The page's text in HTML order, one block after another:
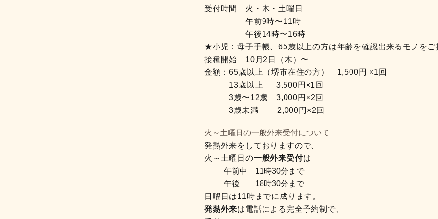
受付時間：火・木・土曜日
午前9時〜11時
午後14時〜16時
★小児：母子手帳、65歳以上の方は年齢を確認出来るモノをご
接種開始：10月2日（木）〜
金額：65歳以上（堺市在住の方） 1,500円 ×1回
13歳以上 3,500円×1回
3歳〜12歳 3,000円×2回
3歳未満 2,000円×2回
火～土曜日の一般外来受付について
発熱外来をしておりますので、
火～土曜日の一般外来受付は
午前中 11時30分まで
午後 18時30分まで
日曜日は11時までに成ります。
発熱外来は電話による完全予約制で、